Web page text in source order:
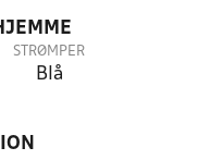
STRØMPER
Blå